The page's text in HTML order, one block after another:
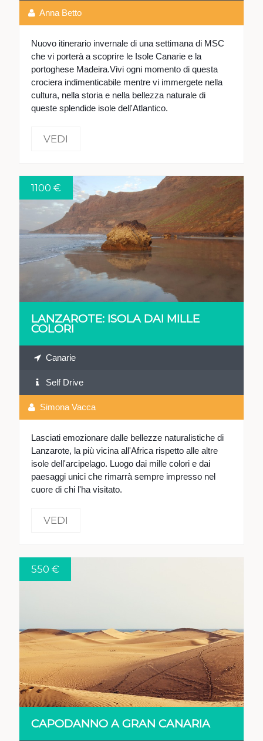
Anna Betto
Nuovo itinerario invernale di una settimana di MSC
che vi porterà a scoprire le Isole Canarie e la
portoghese Madeira.Vivi ogni momento di questa
crociera indimenticabile mentre vi immergete nella
cultura, nella storia e nella bellezza naturale di
queste splendide isole dell'Atlantico.
VEDI
1100 €
VEDI
LANZAROTE: ISOLA DAI MILLE
COLORI
Canarie
Self Drive
Simona Vacca
Lasciati emozionare dalle bellezze naturalistiche di
Lanzarote, la più vicina all'Africa rispetto alle altre
isole dell'arcipelago. Luogo dai mille colori e dai
paesaggi unici che rimarrà sempre impresso nel
cuore di chi l'ha visitato.
VEDI
550 €
VEDI
CAPODANNO A GRAN CANARIA